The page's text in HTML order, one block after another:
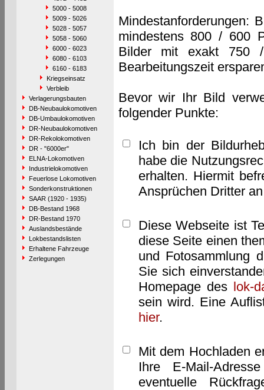
5000 - 5008
5009 - 5026
5028 - 5057
5058 - 5060
6000 - 6023
6080 - 6103
6160 - 6183
Kriegseinsatz
Verbleib
Verlagerungsbauten
DB-Neubaulokomotiven
DB-Umbaulokomotiven
DR-Neubaulokomotiven
DR-Rekolokomotiven
DR - "6000er"
ELNA-Lokomotiven
Industrielokomotiven
Feuerlose Lokomotiven
Sonderkonstruktionen
SAAR (1920 - 1935)
DB-Bestand 1968
DR-Bestand 1970
Auslandsbestände
Lokbestandslisten
Erhaltene Fahrzeuge
Zerlegungen
Mindestanforderungen:
mindestens 800 / 600
Bilder mit exakt 750
Bearbeitungszeit
Bevor wir Ihr Bild
folgender Punkte:
Ich bin der
habe die
erhalten. Hiermit
Ansprüchen Dritter
Diese Webseite ist
diese Seite einen
und Fotosammlung
Sie sich
Homepage des lok-
sein wird. Eine
hier.
Mit dem Hochladen
Ihre E-Mail-
eventuelle